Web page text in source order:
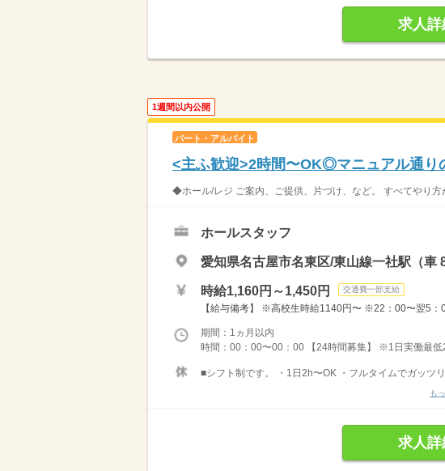
求人詳
1週間以内公開
パート・アルバイト
<主ふ歓迎>2時間〜OK◎マニュアル通り
◆ホール/レジ ご案内、ご提供、片づけ、など。 すべてやり方
ホールスタッフ
愛知県名古屋市名東区/東山線一社駅（車 8
時給1,160円～1,450円 交通費一部支給
【給与備考】 ※高校生時給1140円〜 ※22：00〜翌5：
期間：1ヵ月以内
時間：00：00〜00：00 【24時間募集】 ※1日実働最低
■シフト制です。 ・1日2h〜OK ・フルタイムでガッツ
も
求人詳